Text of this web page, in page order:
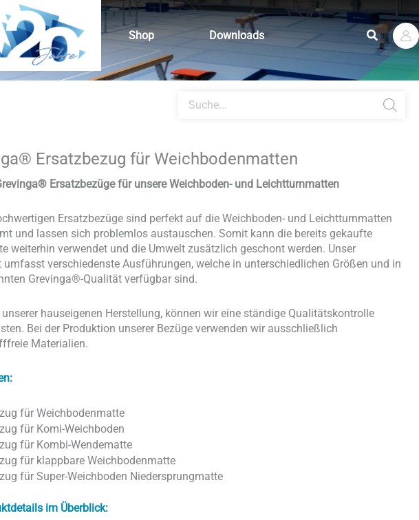
Shop Downloads Suchen
search
Ersatzbezug für Weichbodenmatten
Ersatzbezüge für unsere Weichboden- und Leichtturnmatten
Ersatzbezüge sind perfekt auf die Weichboden- und Leichtturnmatten
und lassen sich problemlos austauschen. Somit kann die bereits gekaufte
weiterhin verwendet und die Umwelt zusätzlich geschont werden. Unser
umfasst verschiedenste Ausführungen, welche in unterschiedlichen Größen und in
Grevinga®-Qualität verfügbar sind.
hauseigenen Herstellung, können wir eine ständige Qualitätskontrolle
Bei der Produktion unserer Bezüge verwenden wir ausschließlich
Materialien.
für Weichbodenmatte
für Komi-Weichboden
für Kombi-Wendematte
für klappbare Weichbodenmatte
für Super-Weichboden Niedersprungmatte
im Überblick: